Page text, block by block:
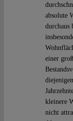
absolute
durchaus
einer
kleinere
nicht